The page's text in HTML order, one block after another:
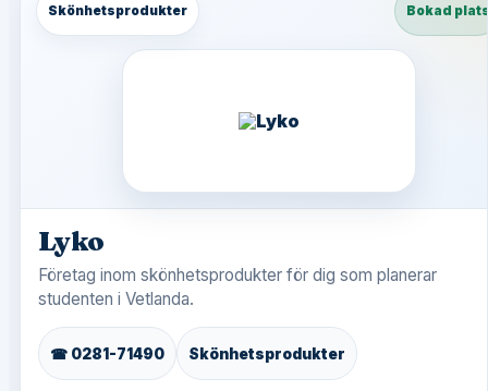
Skönhetsprodukter Bokad
Lyko
Företag inom skönhetsprodukter för dig som planerar
studenten i Vetlanda.
☎ 0281-71490 Skönhetsprodukter